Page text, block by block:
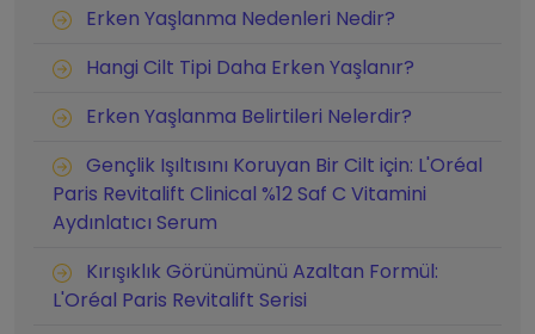
Erken Yaşlanma Nedenleri Nedir?
Hangi Cilt Tipi Daha Erken Yaşlanır?
Erken Yaşlanma Belirtileri Nelerdir?
Gençlik Işıltısını Koruyan Bir Cilt için: L'Oréal
Paris Revitalift Clinical %12 Saf C Vitamini
Aydınlatıcı Serum
Kırışıklık Görünümünü Azaltan Formül:
L'Oréal Paris Revitalift Serisi